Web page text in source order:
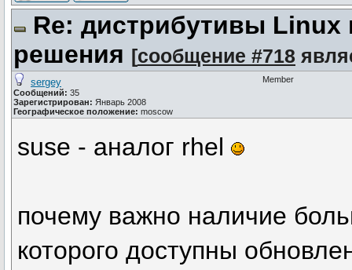
Re: дистрибутивы Linux
решения [сообщение #718
sergey
Сообщений: 35
Зарегистрирован: Январь 2008
Географическое положение: moscow
Member
suse - аналог rhel
почему важно наличие
которого доступны